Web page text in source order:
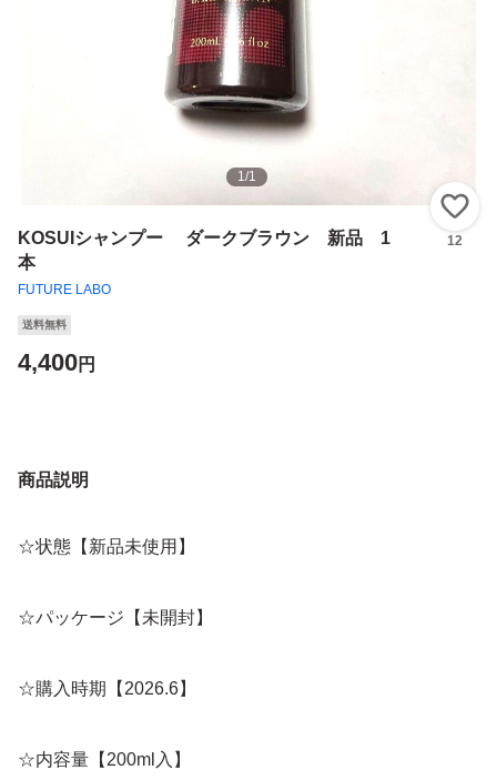
1/1
KOSUIシャンプー ダークブラウン 新品 1
本
FUTURE LABO
12
送料無料
4,400円
商品説明
☆状態【新品未使用】
☆パッケージ【未開封】
☆購入時期【2026.6】
☆内容量【200ml入】